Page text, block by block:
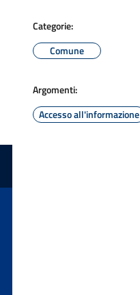
Categorie:
Comune
Argomenti:
Accesso all'informazione